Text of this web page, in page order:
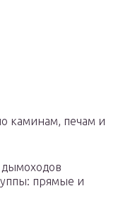
каминам, печам и
прямые и